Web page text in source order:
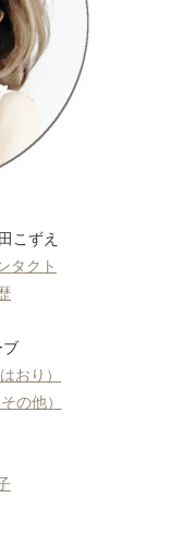
こずえ
タクト
ブ
おり）
の他）